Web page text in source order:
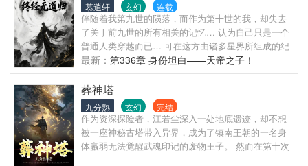
慕逍轩 玄幻 连载
伴随着我第九世的陨落，而作为第十世的我，却失去
了关于前九世的所有相关的记忆… 认为自己只是一个
普通人类穿越而已… 可在这方由诸多星界所组成的纪
元世界里，暗处中的黑暗势力将我视为变故。 起源神
对我的关注，将我视为希望。 无数不同星界之人的插
手，也让故事变得更加未知。 而这场旅途中，我一路
上遭遇了许多事情，也认识了许多人。 我也在不断的
提升自己，在不同的界位中穿梭。 而我能否找回前九
世的记忆，去探寻到我想要的真相呢？ ………… 可当
我真的寻找到我所想要的真相时，我真的能够接受
吗？ ……………
最新： 第336章 身份坦白——天帝之子！
葬神塔
九分熟 玄幻 完结
作为资深探险者，江若尘深入一处地底遗迹，却不想
被一座神秘古塔带入异界，成为了镇南王朝的一名身
体羸弱无法觉醒武魂印记的废物王子。 然而在第十次